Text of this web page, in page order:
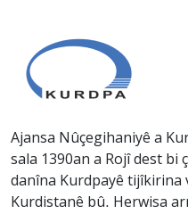
Ajansa Nûçegihaniyê a
sala 1390an a Rojî dest bi
danîna Kurdpayê tijîkirina
Kurdistanê bû. Herwisa